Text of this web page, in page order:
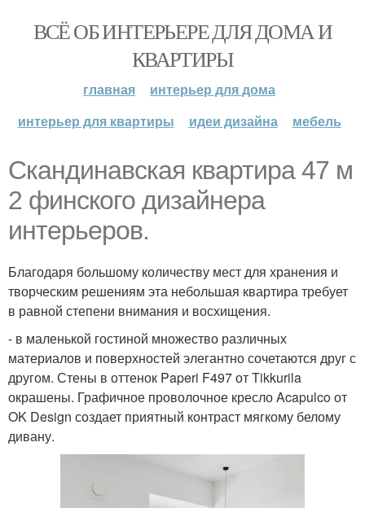
ВСЁ ОБ ИНТЕРЬЕРЕ ДЛЯ ДОМА И
КВАРТИРЫ
главная
интерьер для дома
интерьер для квартиры
идеи дизайна мебель
Скандинавская квартира 47 м
2 финского дизайнера
интерьеров.
Благодаря большому количеству мест для хранения и
творческим решениям эта небольшая квартира требует
в равной степени внимания и восхищения.
- в маленькой гостиной множество различных
материалов и поверхностей элегантно сочетаются друг с
другом. Стены в оттенок Paperi F497 от Tikkurila
окрашены. Графичное проволочное кресло Acapulco от
OK Design создает приятный контраст мягкому белому
дивану.